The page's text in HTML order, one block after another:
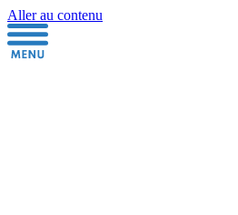
Aller au contenu